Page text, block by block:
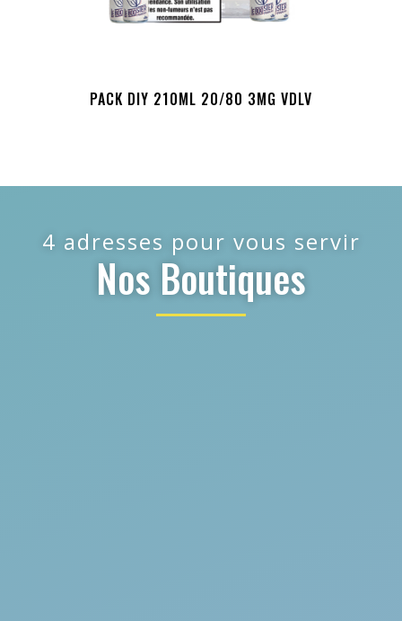
PACK DIY 210ML 20/80 3MG VDLV
4 adresses pour vous servir
Nos Boutiques